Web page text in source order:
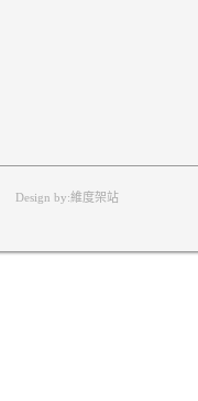
Design by:維度架站